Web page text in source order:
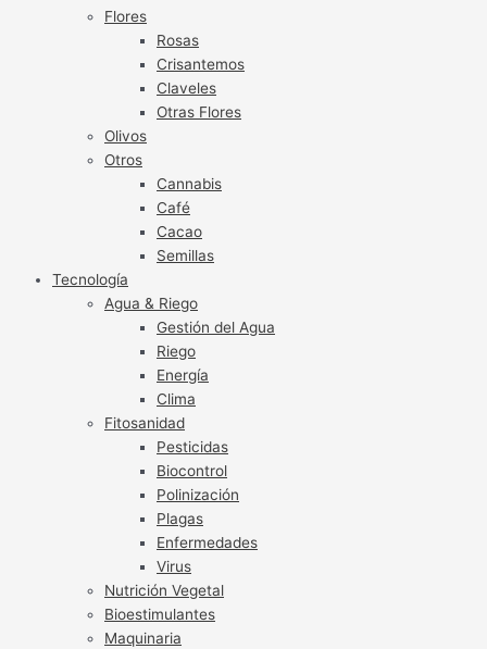
Flores
Rosas
Crisantemos
Claveles
Otras Flores
Olivos
Otros
Cannabis
Café
Cacao
Semillas
Tecnología
Agua & Riego
Gestión del Agua
Riego
Energía
Clima
Fitosanidad
Pesticidas
Biocontrol
Polinización
Plagas
Enfermedades
Virus
Nutrición Vegetal
Bioestimulantes
Maquinaria